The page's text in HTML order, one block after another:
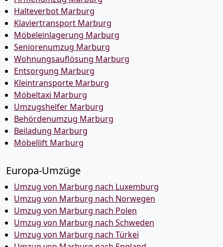
Halteverbot Marburg
Klaviertransport Marburg
Möbeleinlagerung Marburg
Seniorenumzug Marburg
Wohnungsauflösung Marburg
Entsorgung Marburg
Kleintransporte Marburg
Möbeltaxi Marburg
Umzugshelfer Marburg
Behördenumzug Marburg
Beiladung Marburg
Möbellift Marburg
Europa-Umzüge
Umzug von Marburg nach Luxemburg
Umzug von Marburg nach Norwegen
Umzug von Marburg nach Polen
Umzug von Marburg nach Schweden
Umzug von Marburg nach Türkei